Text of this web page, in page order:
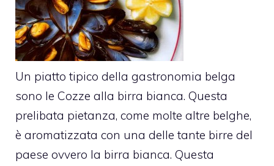
Un piatto tipico della gastronomia belga
sono le Cozze alla birra bianca. Questa
prelibata pietanza, come molte altre belghe,
è aromatizzata con una delle tante birre del
paese ovvero la birra bianca. Questa